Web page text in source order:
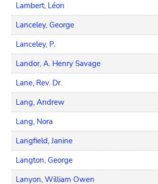
Lambert, Léon
Lanceley, George
Lanceley, P.
Landor, A. Henry Savage
Lane, Rev. Dr.
Lang, Andrew
Lang, Nora
Langfield, Janine
Langton, George
Lanyon, William Owen